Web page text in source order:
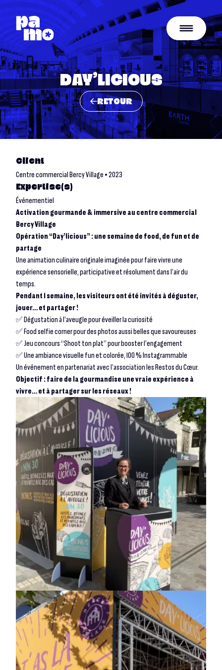
DAY’LICIOUS
RETOUR
Client
Centre commercial Bercy Village • 2023
Expertise(s)
Événementiel
Activation gourmande & immersive au centre commercial
Bercy Village
Opération “Day’licious” : une semaine de food, de fun et de
partage
Une animation culinaire originale imaginée pour faire vivre une
expérience sensorielle, participative et résolument dans l’air du
temps.
Pendant 1 semaine, les visiteurs ont été invités à déguster,
jouer… et partager !
✅ Dégustation à l’aveugle pour éveiller la curiosité
✅ Food selfie corner pour des photos aussi belles que savoureuses
✅ Jeu concours “Shoot ton plat” pour booster l’engagement
✅ Une ambiance visuelle fun et colorée, 100 % Instagrammable
Un événement en partenariat avec l’association les Restos du Cœur.
Objectif : faire de la gourmandise une vraie expérience à
vivre… et à partager sur les réseaux !